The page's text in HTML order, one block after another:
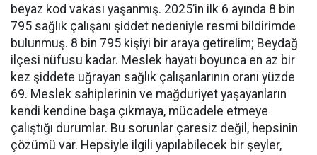
beyaz kod vakası yaşanmış. 2025’in ilk 6 ayında 8 bin
795 sağlık çalışanı şiddet nedeniyle resmi bildirimde
bulunmuş. 8 bin 795 kişiyi bir araya getirelim; Beydağ
ilçesi nüfusu kadar. Meslek hayatı boyunca en az bir
kez şiddete uğrayan sağlık çalışanlarının oranı yüzde
69. Meslek sahiplerinin ve mağduriyet yaşayanların
kendi kendine başa çıkmaya, mücadele etmeye
çalıştığı durumlar. Bu sorunlar çaresiz değil, hepsinin
çözümü var. Hepsiyle ilgili yapılabilecek bir şeyler,